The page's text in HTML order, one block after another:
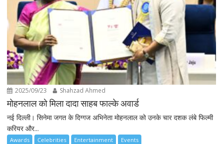
2025/09/23 Shahzad Ahmed
मोहनलाल को मिला दादा साहब फाल्के अवार्ड
नई दिल्ली। सिनेमा जगत के दिग्गज अभिनेता मोहनलाल को उनके चार दशक लंबे फिल्मी
करियर और...
Awards Celebrities Entertainment
Events